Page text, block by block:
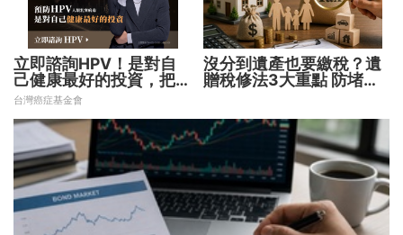
立即諮詢HPV！是對自
己健康最好的投資，把握
現在不嫌晚！
台灣癌症基金會
沒分到遺產也要繳稅？遺
贈稅修法3大重點 防堵惡